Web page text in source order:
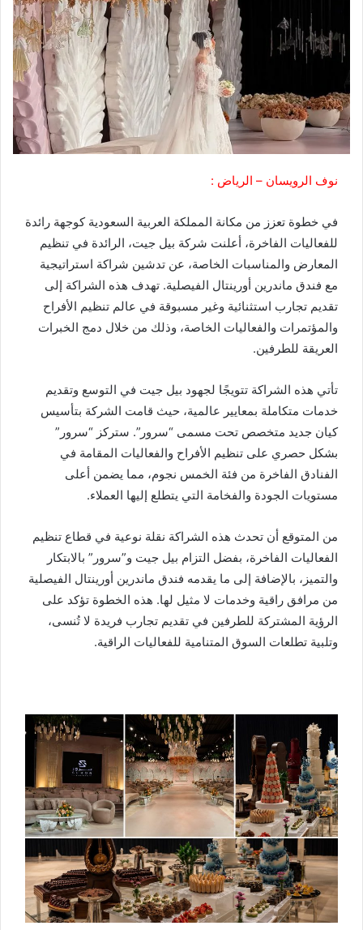
نوف الرويسان – الرياض :
في خطوة تعزز من مكانة المملكة العربية السعودية كوجهة رائدة
للفعاليات الفاخرة، أعلنت شركة بيل جيت، الرائدة في تنظيم
المعارض والمناسبات الخاصة، عن تدشين شراكة استراتيجية
مع فندق ماندرين أورينتال الفيصلية. تهدف هذه الشراكة إلى
تقديم تجارب استثنائية وغير مسبوقة في عالم تنظيم الأفراح
والمؤتمرات والفعاليات الخاصة، وذلك من خلال دمج الخبرات
العريقة للطرفين.
تأتي هذه الشراكة تتويجًا لجهود بيل جيت في التوسع وتقديم
خدمات متكاملة بمعايير عالمية، حيث قامت الشركة بتأسيس
كيان جديد متخصص تحت مسمى “سرور”. ستركز “سرور”
بشكل حصري على تنظيم الأفراح والفعاليات المقامة في
الفنادق الفاخرة من فئة الخمس نجوم، مما يضمن أعلى
مستويات الجودة والفخامة التي يتطلع إليها العملاء.
من المتوقع أن تحدث هذه الشراكة نقلة نوعية في قطاع تنظيم
الفعاليات الفاخرة، بفضل التزام بيل جيت و”سرور” بالابتكار
والتميز، بالإضافة إلى ما يقدمه فندق ماندرين أورينتال الفيصلية
من مرافق راقية وخدمات لا مثيل لها. هذه الخطوة تؤكد على
الرؤية المشتركة للطرفين في تقديم تجارب فريدة لا تُنسى،
وتلبية تطلعات السوق المتنامية للفعاليات الراقية.